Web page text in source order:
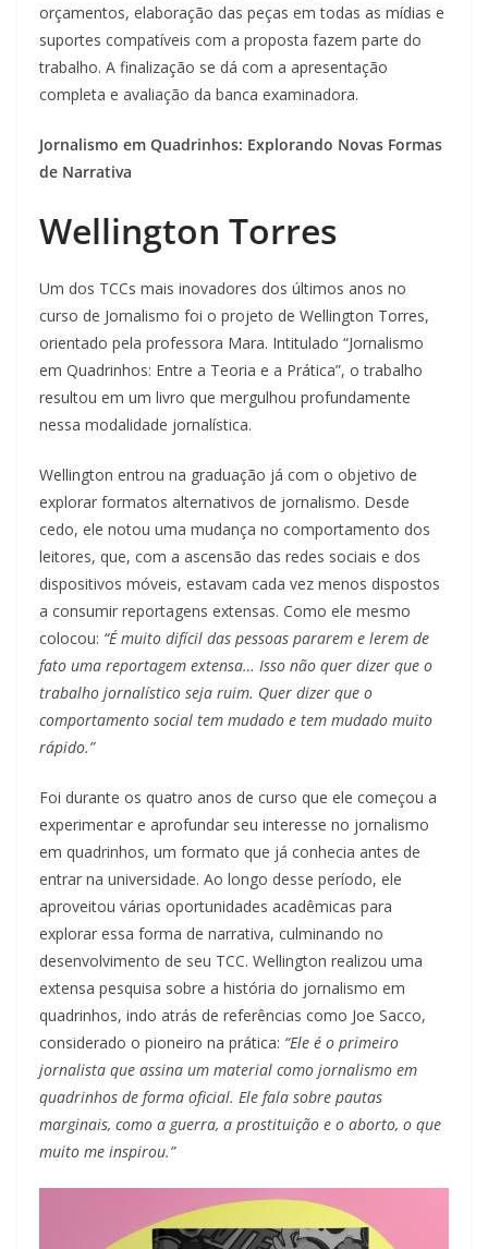
orçamentos, elaboração das peças em todas as mídias e
suportes compatíveis com a proposta fazem parte do
trabalho. A finalização se dá com a apresentação
completa e avaliação da banca examinadora.
Jornalismo em Quadrinhos: Explorando Novas Formas
de Narrativa
Wellington Torres
Um dos TCCs mais inovadores dos últimos anos no
curso de Jornalismo foi o projeto de Wellington Torres,
orientado pela professora Mara. Intitulado “Jornalismo
em Quadrinhos: Entre a Teoria e a Prática”, o trabalho
resultou em um livro que mergulhou profundamente
nessa modalidade jornalística.
Wellington entrou na graduação já com o objetivo de
explorar formatos alternativos de jornalismo. Desde
cedo, ele notou uma mudança no comportamento dos
leitores, que, com a ascensão das redes sociais e dos
dispositivos móveis, estavam cada vez menos dispostos
a consumir reportagens extensas. Como ele mesmo
colocou: “É muito difícil das pessoas pararem e lerem de
fato uma reportagem extensa… Isso não quer dizer que o
trabalho jornalístico seja ruim. Quer dizer que o
comportamento social tem mudado e tem mudado muito
rápido.”
Foi durante os quatro anos de curso que ele começou a
experimentar e aprofundar seu interesse no jornalismo
em quadrinhos, um formato que já conhecia antes de
entrar na universidade. Ao longo desse período, ele
aproveitou várias oportunidades acadêmicas para
explorar essa forma de narrativa, culminando no
desenvolvimento de seu TCC. Wellington realizou uma
extensa pesquisa sobre a história do jornalismo em
quadrinhos, indo atrás de referências como Joe Sacco,
considerado o pioneiro na prática: “Ele é o primeiro
jornalista que assina um material como jornalismo em
quadrinhos de forma oficial. Ele fala sobre pautas
marginais, como a guerra, a prostituição e o aborto, o que
muito me inspirou.”